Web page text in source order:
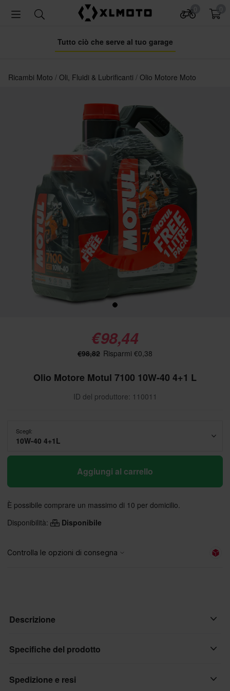
Tutto ciò che serve al tuo garage
Ricambi Moto Oli, Fluidi & Lubrificanti Olio Motore Moto
€98,44
€98,82 Risparmi €0,38
Olio Motore Motul 7100 10W-40 4+1 L
ID del produttore: 110011
Scegli:
10W-40 4+1L
Aggiungi al carrello
È possibile comprare un massimo di 10 per domicilio.
Disponibilità:
Disponibile
Descrizione
Motul 7100 4T 10W-40 è un lubrificante motore ad alte
perfetta protezione degli ingranaggi e una lunga durata. Questo
Specifiche del prodotto
Marchio
Spedizione e resi